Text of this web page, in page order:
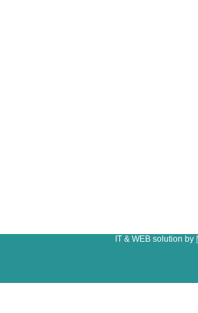
IT & WEB solution by